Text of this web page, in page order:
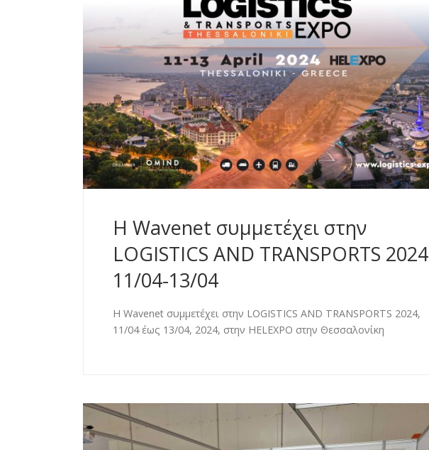
H Wavenet συμμετέχει στην
LOGISTICS AND TRANSPORTS 2024
11/04-13/04
H Wavenet συμμετέχει στην LOGISTICS AND TRANSPORTS 2024,
11/04 έως 13/04, 2024, στην HELEXPO στην Θεσσαλονίκη